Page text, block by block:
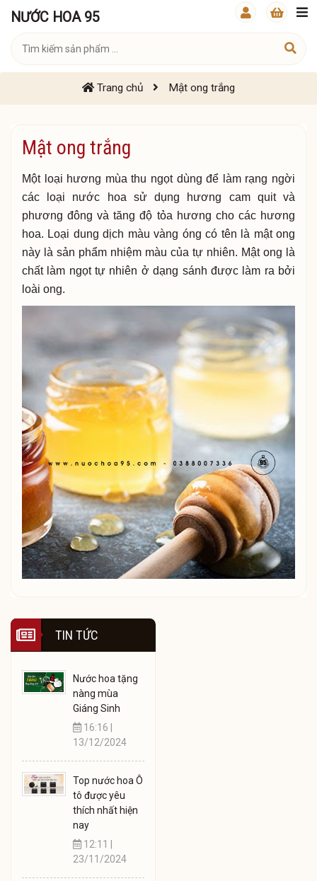
NƯỚC HOA 95
Trang chủ Mật ong trắng
Mật ong trắng
Một loại hương mùa thu ngọt dùng để làm rạng ngời
các loại nước hoa sử dụng hương cam quit và
phương đông và tăng độ tỏa hương cho các hương
hoa. Loại dung dịch màu vàng óng có tên là mật ong
này là sản phẩm nhiệm màu của tự nhiên. Mật ong là
chất làm ngọt tự nhiên ở dạng sánh được làm ra bởi
loài ong.
TIN TỨC
Nước hoa tặng
nàng mùa
Giáng Sinh
16:16 |
13/12/2024
Top nước hoa Ô
tô được yêu
thích nhất hiện
nay
12:11 |
23/11/2024